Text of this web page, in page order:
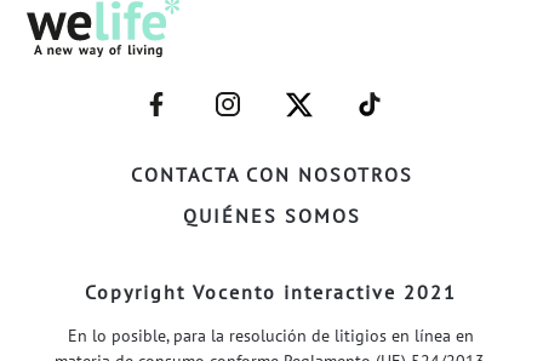
CONTACTA CON NOSOTROS
QUIÉNES SOMOS
–
FACEBOOK–
–
INSTAGRAM–
–
TWITTER–
–
WELIFE–
Copyright Vocento interactive 2021
En lo posible, para la resolución de litigios en línea en